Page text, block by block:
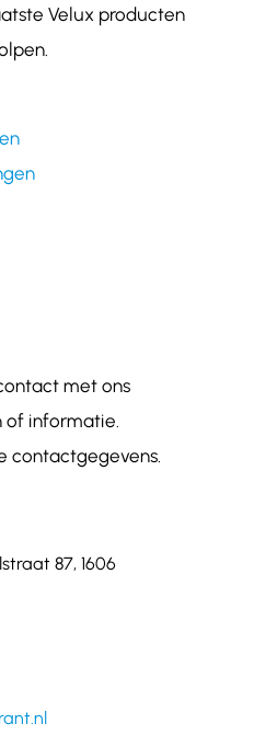
Velux producten
met ons
of informatie.
contactgegevens.
87, 1606